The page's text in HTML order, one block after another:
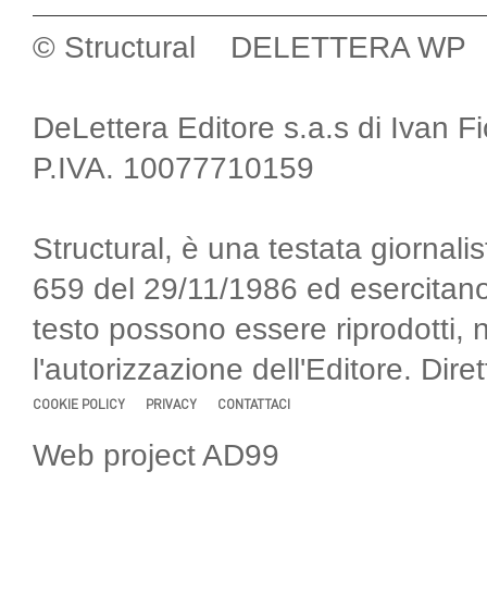
© Structural DELETTERA WP
DeLettera Editore s.a.s di Ivan
P.IVA. 10077710159
Structural, è una testata
659 del 29/11/1986 ed
testo possono essere riprodotti,
l'autorizzazione dell'Editore.
COOKIE POLICY PRIVACY CONTATTACI
Web project AD99